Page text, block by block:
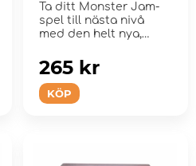
Ta ditt Monster Jam-
spel till nästa nivå
med den helt nya,
KÖP
265 kr